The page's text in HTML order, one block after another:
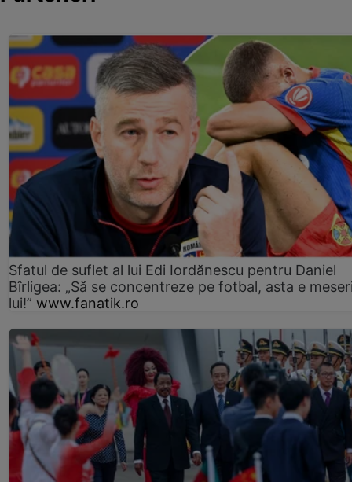
Sfatul de suflet al lui Edi Iordănescu pentru Daniel
Bîrligea: „Să se concentreze pe fotbal, asta e
lui!” www.fanatik.ro